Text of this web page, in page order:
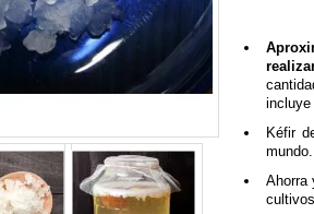
incluye
Kéfir
mundo.
Ahorra
cultivos.